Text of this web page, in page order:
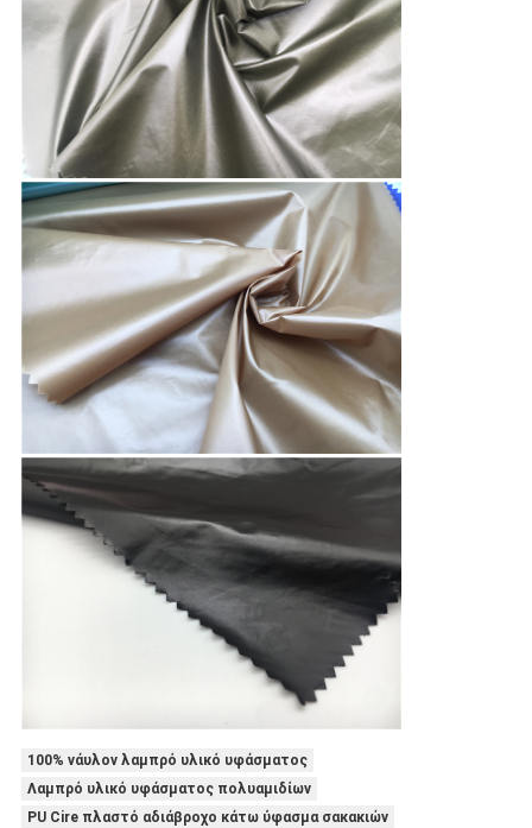
100% νάυλον λαμπρό υλικό υφάσματος
Λαμπρό υλικό υφάσματος πολυαμιδίων
PU Cire πλαστό αδιάβροχο κάτω ύφασμα σακακιών